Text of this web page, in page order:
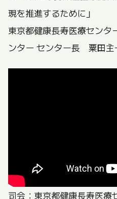
現を推進するために」
東京都健康長寿医療セン
ンター センター長 粟田主
司会：東京都健康長寿医